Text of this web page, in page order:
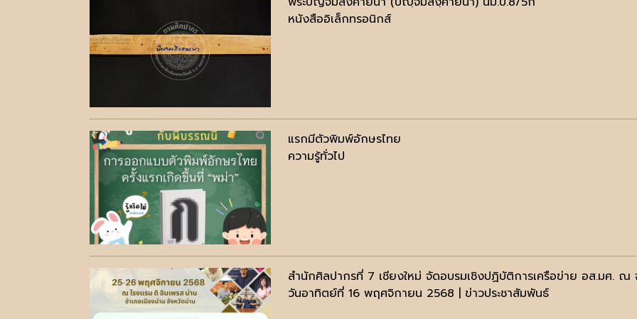
หนังสืออิเล็กทรอนิกส์
แรกมีตัวพิมพ์อักษรไทย
ความรู้ทั่วไป
สำนักศิลปากรที่ 7 เชียงใหม่ จัดอบรมเชิงปฏิบัติการเครือข่าย อส.มศ. ณ
วันอาทิตย์ที่ 16 พฤศจิกายน 2568 | ข่าวประชาสัมพันธ์